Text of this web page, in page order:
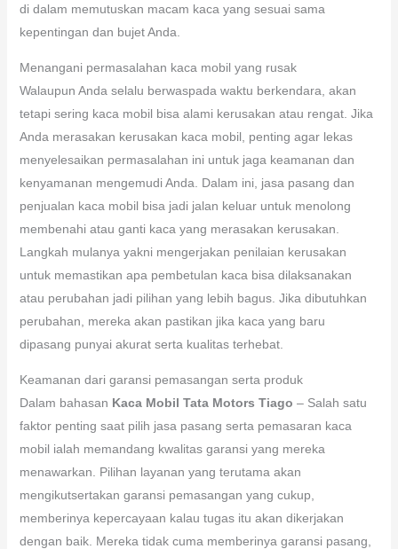
di dalam memutuskan macam kaca yang sesuai sama
kepentingan dan bujet Anda.
Menangani permasalahan kaca mobil yang rusak
Walaupun Anda selalu berwaspada waktu berkendara, akan
tetapi sering kaca mobil bisa alami kerusakan atau rengat. Jika
Anda merasakan kerusakan kaca mobil, penting agar lekas
menyelesaikan permasalahan ini untuk jaga keamanan dan
kenyamanan mengemudi Anda. Dalam ini, jasa pasang dan
penjualan kaca mobil bisa jadi jalan keluar untuk menolong
membenahi atau ganti kaca yang merasakan kerusakan.
Langkah mulanya yakni mengerjakan penilaian kerusakan
untuk memastikan apa pembetulan kaca bisa dilaksanakan
atau perubahan jadi pilihan yang lebih bagus. Jika dibutuhkan
perubahan, mereka akan pastikan jika kaca yang baru
dipasang punyai akurat serta kualitas terhebat.
Keamanan dari garansi pemasangan serta produk
Dalam bahasan Kaca Mobil Tata Motors Tiago – Salah satu
faktor penting saat pilih jasa pasang serta pemasaran kaca
mobil ialah memandang kwalitas garansi yang mereka
menawarkan. Pilihan layanan yang terutama akan
mengikutsertakan garansi pemasangan yang cukup,
memberinya kepercayaan kalau tugas itu akan dikerjakan
dengan baik. Mereka tidak cuma memberinya garansi pasang,